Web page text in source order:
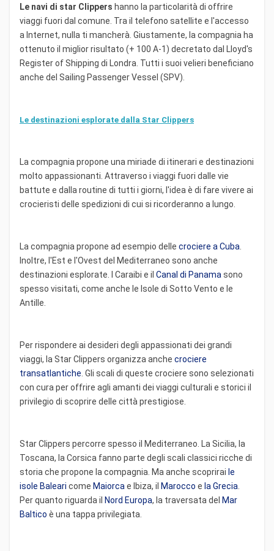
Le navi di star Clippers hanno la particolarità di offrire
viaggi fuori dal comune. Tra il telefono satellite e l'accesso
a Internet, nulla ti mancherà. Giustamente, la compagnia ha
ottenuto il miglior risultato (+ 100 A-1) decretato dal Lloyd's
Register of Shipping di Londra. Tutti i suoi velieri beneficiano
anche del Sailing Passenger Vessel (SPV).
Le destinazioni esplorate dalla Star Clippers
La compagnia propone una miriade di itinerari e destinazioni
molto appassionanti. Attraverso i viaggi fuori dalle vie
battute e dalla routine di tutti i giorni, l'idea è di fare vivere ai
crocieristi delle spedizioni di cui si ricorderanno a lungo.
La compagnia propone ad esempio delle crociere a Cuba
Inoltre, l'Est e l'Ovest del Mediterraneo sono anche
destinazioni esplorate. I Caraibi e il Canal di Panama sono
spesso visitati, come anche le Isole di Sotto Vento e le
Antille.
Per rispondere ai desideri degli appassionati dei grandi
viaggi, la Star Clippers organizza anche crociere
transatlantiche . Gli scali di queste crociere sono selezionati
con cura per offrire agli amanti dei viaggi culturali e storici il
privilegio di scoprire delle città prestigiose.
Star Clippers percorre spesso il Mediterraneo. La Sicilia, la
Toscana, la Corsica fanno parte degli scali classici ricche di
storia che propone la compagnia. Ma anche scoprirai le
isole Baleari come Maiorca e Ibiza, il Marocco e la Grecia
Per quanto riguarda il Nord Europa, la traversata del Mar
Baltico è una tappa privilegiata.